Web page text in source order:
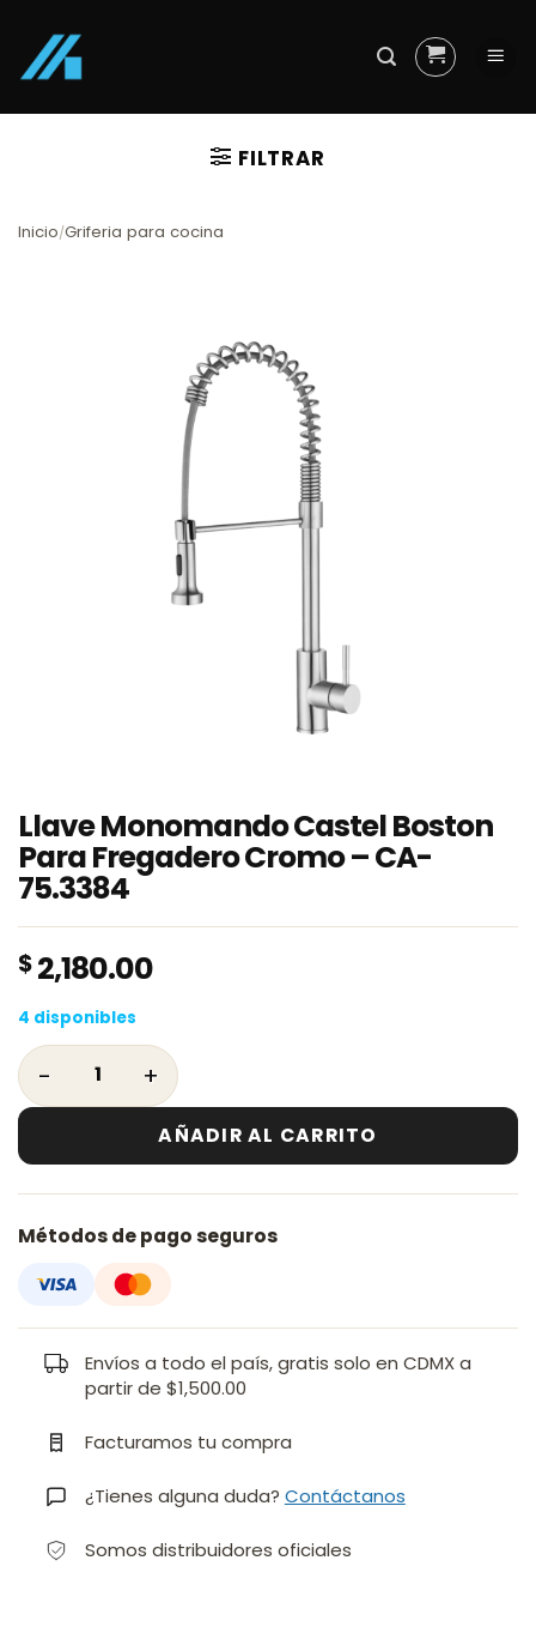
content
FILTRAR
Inicio/Griferia para cocina
Llave Monomando Castel Boston
Para Fregadero Cromo – CA-
75.3384
$2,180.00
4 disponibles
Llave Monomando Castel Boston Para
AÑADIR AL CARRITO
Métodos de pago seguros
Envíos a todo el país, gratis solo en CDMX a
partir de $1,500.00
Facturamos tu compra
¿Tienes alguna duda? Contáctanos
Somos distribuidores oficiales